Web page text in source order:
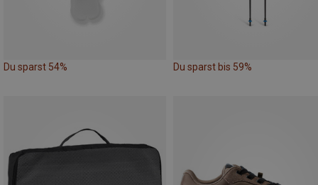
Du sparst 54% Du sparst bis 59%